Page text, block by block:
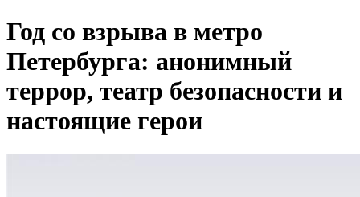
Год со взрыва в метро
Петербурга: анонимный
террор, театр безопасности и
настоящие герои